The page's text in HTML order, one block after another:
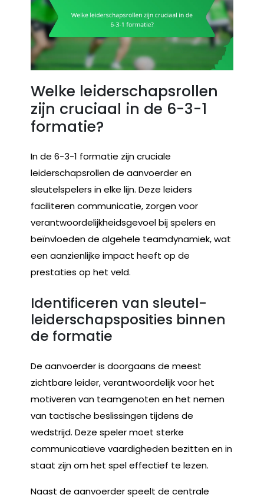
Welke leiderschapsrollen
zijn cruciaal in de 6-3-1
formatie?
In de 6-3-1 formatie zijn cruciale
leiderschapsrollen de aanvoerder en
sleutelspelers in elke lijn. Deze leiders
faciliteren communicatie, zorgen voor
verantwoordelijkheidsgevoel bij spelers en
beïnvloeden de algehele teamdynamiek, wat
een aanzienlijke impact heeft op de
prestaties op het veld.
Identificeren van sleutel-
leiderschapsposities binnen
de formatie
De aanvoerder is doorgaans de meest
zichtbare leider, verantwoordelijk voor het
motiveren van teamgenoten en het nemen
van tactische beslissingen tijdens de
wedstrijd. Deze speler moet sterke
communicatieve vaardigheden bezitten en in
staat zijn om het spel effectief te lezen.
Naast de aanvoerder speelt de centrale